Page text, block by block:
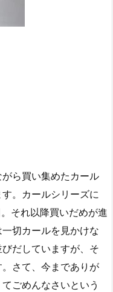
ら買い集めたカール
。カールシリーズに
それ以降買いだめが進
切カールを見かけな
だしていますが、そ
さて、今までありが
ごめんなさいという